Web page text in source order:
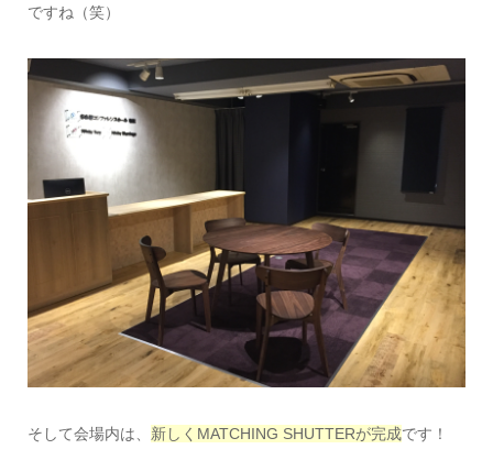
ですね（笑）
そして会場内は、 新しくMATCHING SHUTTERが完成です！